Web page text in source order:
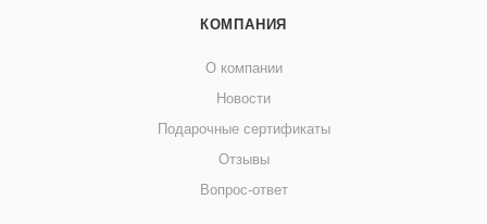
КОМПАНИЯ
О компании
Новости
Подарочные сертификаты
Отзывы
Вопрос-ответ